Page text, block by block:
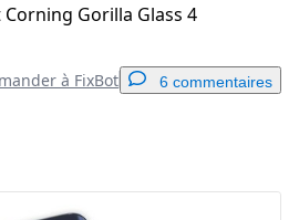
Gorilla Glass 4
à FixBot 6 commentaires